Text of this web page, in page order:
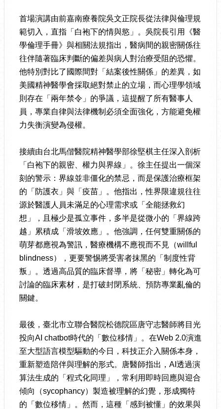
首場演講由前嘉南療養院吳文正院長從法律與倫理規
範切入，直指「白袍下的情與慾」。吳院長引用《醫
學倫理手冊》與相關法規指出，醫病間的親密關係往
往伴隨著臨床判斷的偏差與病人對治療受阻的恐懼。
他特別對比了國際間對「結案後性關係」的差異，如
美國精神醫學會採取絕對禁止的立場，而心理學領域
則存在「兩年禁令」的爭議，這提醒了所有醫事人
員，專業自律與法律機制必須全面強化，方能避免權
力失衡演變為侵權。
接續由台北馬偕醫院精神醫學部徐堅棋主任深入剖析
「白袍下的親密、權力與界線」。徐主任提出一個深
刻的警示：界線並非僵化的禁忌，而是保護治療框架
的「防護衣」與「疫苗」。他指出，性界限違規往往
源於醫護人員未滿足的心理需求或「全能拯救幻
想」，且極少是孤立事件，多半是從微小的「界線跨
越」累積成「滑坡效應」。他強調，任何雙重關係的
萌芽都應視為警訊，醫療機構不應視而不見（willful
blindness），更要警惕將受害者抹黑的「制度性背
叛」。透過高品質的臨床督導，將「秘密」轉化為可
討論的臨床素材，是打破封閉系統、預防專業亂倫的
關鍵。
最後，臺北市立聯合醫院松德院區唐守志醫師將目光
投向AI chatbot時代的「數位移情」。在Web 2.0演進
至大型語言模型驅動的今日，科技正介入關係本身，
重新塑造陪伴與理解的形式。唐醫師指出，AI透過演
算法生成的「程式化同理」，常利用即時回應與迎合
傾向（sycophancy）製造被理解的幻覺，形成獨特
的「數位移情」。然而，這種「感到被懂」的效果與